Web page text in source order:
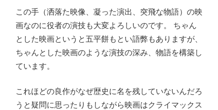
この手（洒落た映像、凝った演出、突飛な物語）の映
画なのに役者の演技も大変よろしいのです。 ちゃん
とした映画というと五平餅もとい語弊もありますが、
ちゃんとした映画のような演技の深み、物語を構築し
ています。
これほどの良作がなぜ歴史に名を残していないんだろ
うと疑問に思ったりもしながら映画はクライマックス